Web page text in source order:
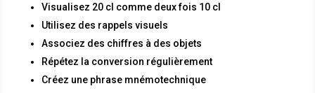
Visualisez 20 cl comme deux fois 10 cl
Utilisez des rappels visuels
Associez des chiffres à des objets
Répétez la conversion régulièrement
Créez une phrase mnémotechnique